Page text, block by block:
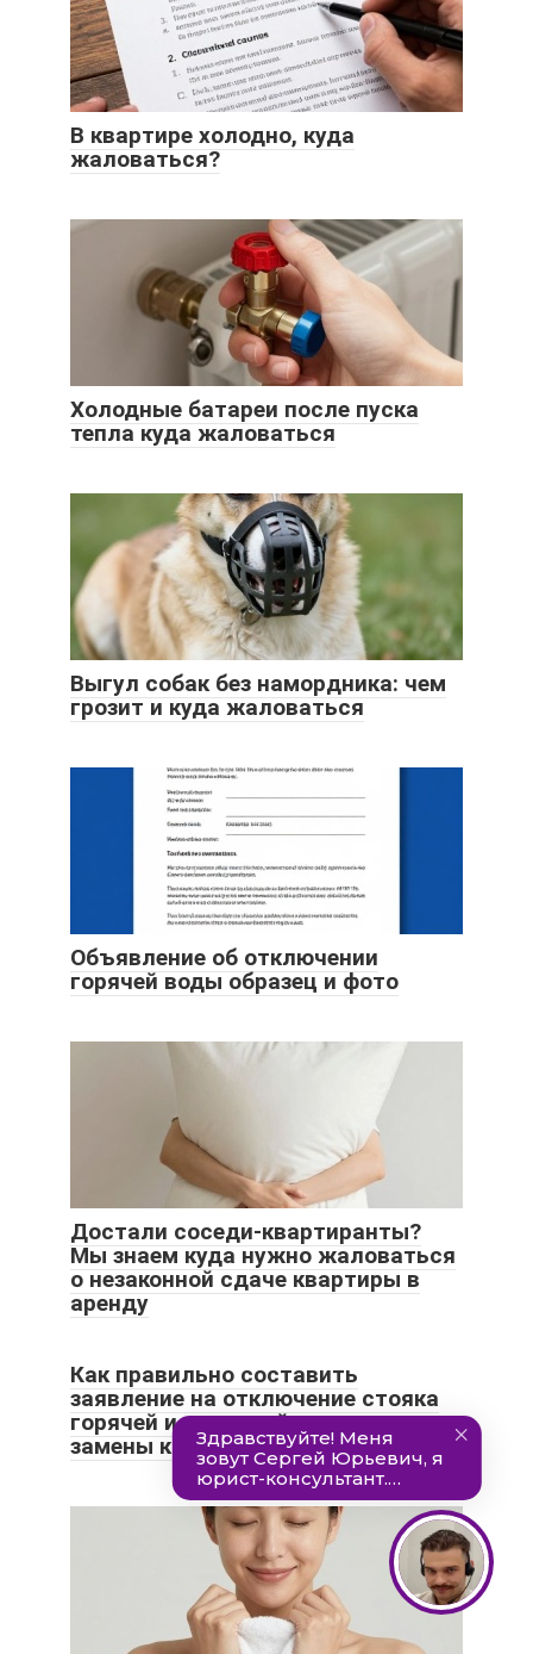
В квартире холодно, куда
жаловаться?
Холодные батареи после пуска
тепла куда жаловаться
Выгул собак без намордника: чем
грозит и куда жаловаться
Объявление об отключении
горячей воды образец и фото
Достали соседи-квартиранты?
Мы знаем куда нужно жаловаться
о незаконной сдаче квартиры в
аренду
Как правильно составить
заявление на отключение стояка
горячей и холодной воды для
замены кранов. | Москва